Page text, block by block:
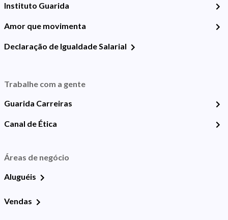
Instituto Guarida
Amor que movimenta
Declaração de Igualdade Salarial
Trabalhe com a gente
Guarida Carreiras
Canal de Ética
Áreas de negócio
Aluguéis
Vendas